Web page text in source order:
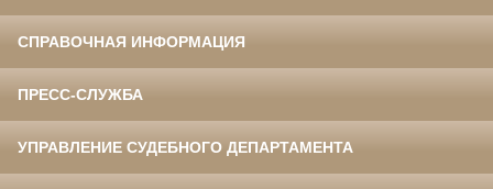
СПРАВОЧНАЯ ИНФОРМАЦИЯ
ПРЕСС-СЛУЖБА
УПРАВЛЕНИЕ СУДЕБНОГО ДЕПАРТАМЕНТА